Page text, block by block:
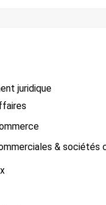
juridique
& sociétés